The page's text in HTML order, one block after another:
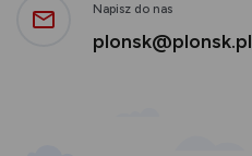
Napisz do nas
plonsk@plonsk.pl